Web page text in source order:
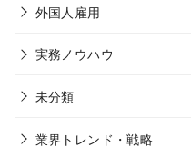
外国人雇用
実務ノウハウ
未分類
業界トレンド・戦略